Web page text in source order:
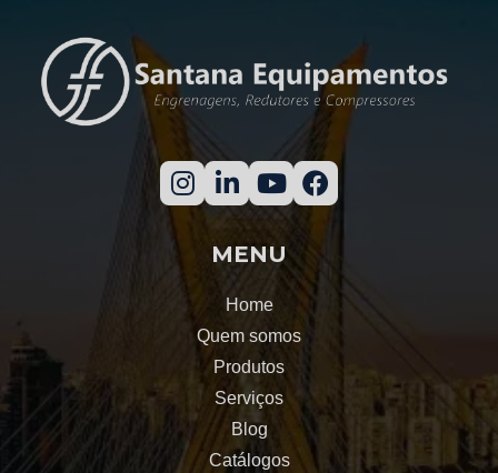
Engrenagem cônica helicoidal
Redutor de velocidade de engrenagens helicoidais
Redutor planetário preço
Cremalheira helicoidal preço
Fresamento de cremalheira
MENU
Home
Quem somos
Produtos
Serviços
Blog
Catálogos